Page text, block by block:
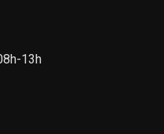
13h